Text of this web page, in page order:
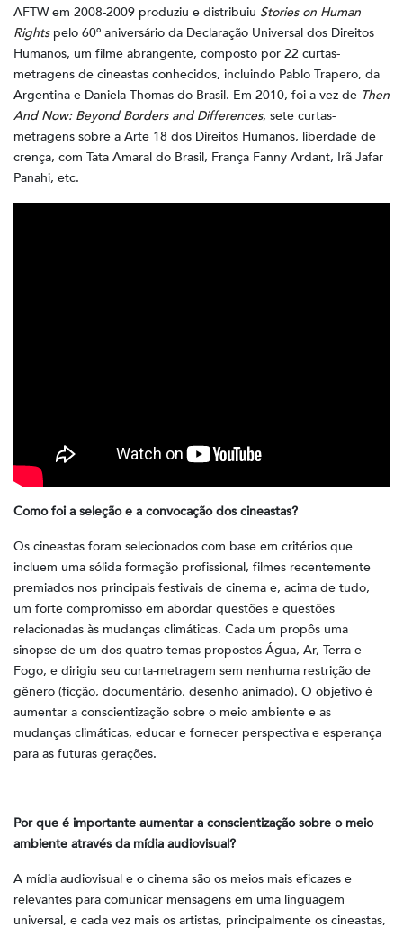
AFTW em 2008-2009 produziu e distribuiu Stories on Human
Rights pelo 60º aniversário da Declaração Universal dos Direitos
Humanos, um filme abrangente, composto por 22 curtas-
metragens de cineastas conhecidos, incluindo Pablo Trapero, da
Argentina e Daniela Thomas do Brasil. Em 2010, foi a vez de Then
And Now: Beyond Borders and Differences, sete curtas-
metragens sobre a Arte 18 dos Direitos Humanos, liberdade de
crença, com Tata Amaral do Brasil, França Fanny Ardant, Irã Jafar
Panahi, etc.
Como foi a seleção e a convocação dos cineastas?
Os cineastas foram selecionados com base em critérios que
incluem uma sólida formação profissional, filmes recentemente
premiados nos principais festivais de cinema e, acima de tudo,
um forte compromisso em abordar questões e questões
relacionadas às mudanças climáticas. Cada um propôs uma
sinopse de um dos quatro temas propostos Água, Ar, Terra e
Fogo, e dirigiu seu curta-metragem sem nenhuma restrição de
gênero (ficção, documentário, desenho animado). O objetivo é
aumentar a conscientização sobre o meio ambiente e as
mudanças climáticas, educar e fornecer perspectiva e esperança
para as futuras gerações.
Por que é importante aumentar a conscientização sobre o meio
ambiente através da mídia audiovisual?
A mídia audiovisual e o cinema são os meios mais eficazes e
relevantes para comunicar mensagens em uma linguagem
universal, e cada vez mais os artistas, principalmente os cineastas,